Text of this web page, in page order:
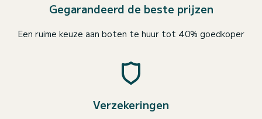
Gegarandeerd de beste prijzen
Een ruime keuze aan boten te huur tot 40% goedkoper
Verzekeringen